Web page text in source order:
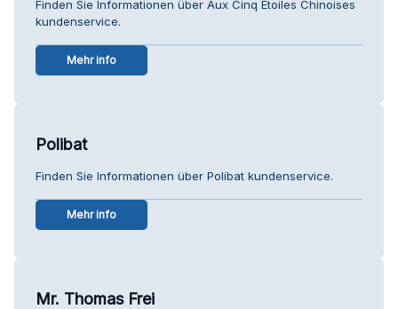
Finden Sie Informationen über Aux Cinq Etoiles Chinoises
kundenservice.
Mehr info
Polibat
Finden Sie Informationen über Polibat kundenservice.
Mehr info
Mr. Thomas Frei